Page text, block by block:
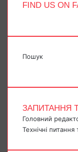
FIND US ON
Пошук
ЗАПИТАННЯ
Головний
Технічні питання